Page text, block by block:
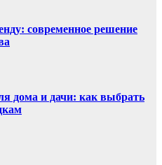
современное решение
дома и дачи: как выбрать